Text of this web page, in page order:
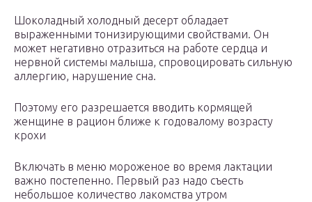
Шоколадный холодный десерт обладает
выраженными тонизирующими свойствами. Он
может негативно отразиться на работе сердца и
нервной системы малыша, спровоцировать сильную
аллергию, нарушение сна.
Поэтому его разрешается вводить кормящей
женщине в рацион ближе к годовалому возрасту
крохи
Включать в меню мороженое во время лактации
важно постепенно. Первый раз надо съесть
небольшое количество лакомства утром